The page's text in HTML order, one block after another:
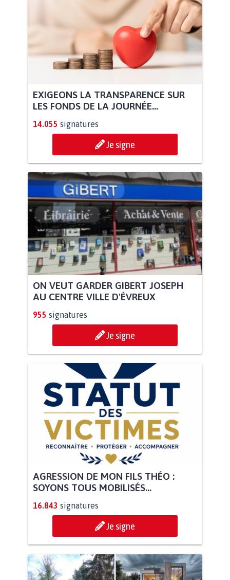
EXIGEONS LA TRANSPARENCE SUR
LES FONDS DE LA JOURNÉE...
14.055 signatures
Je signe
ON VEUT GARDER GIBERT JOSEPH
AU CENTRE VILLE D'ÉVREUX
955 signatures
Je signe
AGRESSION DE MON FILS THÉO :
SOYONS TOUS MOBILISÉS...
16.843 signatures
Je signe